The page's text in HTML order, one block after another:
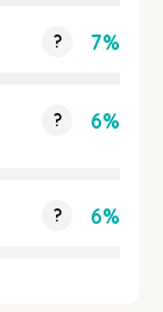
? 7%
? 6%
? 6%